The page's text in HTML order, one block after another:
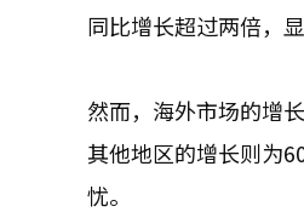
同比增长超过两倍，
然而，海外市场的增
其他地区的增长则为
忧。